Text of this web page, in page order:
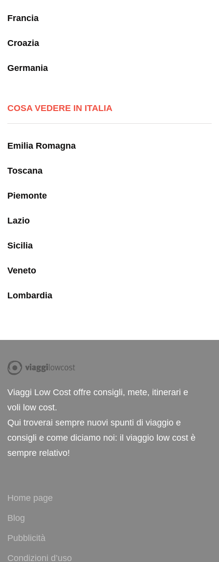
Francia
Croazia
Germania
COSA VEDERE IN ITALIA
Emilia Romagna
Toscana
Piemonte
Lazio
Sicilia
Veneto
Lombardia
Viaggi Low Cost offre consigli, mete, itinerari e
voli low cost.
Qui troverai sempre nuovi spunti di viaggio e
consigli e come diciamo noi: il viaggio low cost è
sempre relativo!
Home page
Blog
Pubblicità
Condizioni d’uso